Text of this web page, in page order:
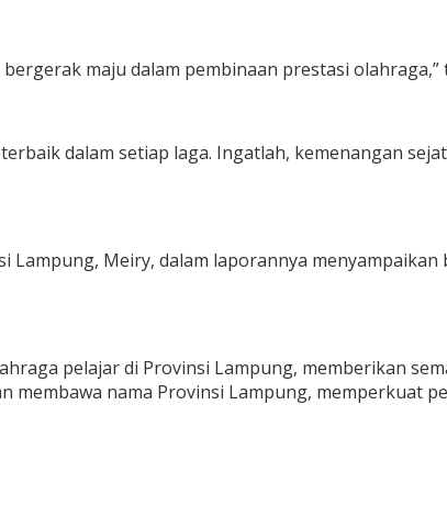
maju dalam pembinaan prestasi olahraga,”
dalam setiap laga. Ingatlah, kemenangan
Lampung, Meiry, dalam laporannya
pelajar di Provinsi Lampung, memberikan
nama Provinsi Lampung, memperkuat